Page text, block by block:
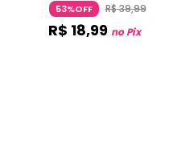
53%OFF R$39,99
R$ 18,99 no Pix